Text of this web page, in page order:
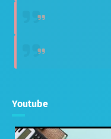
Youtube